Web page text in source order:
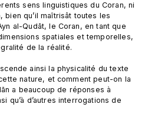
sens linguistiques du Coran, ni
bien qu’il maîtrisât toutes les
al-Qudāt, le Coran, en tant que
spatiales et temporelles,
de la réalité.
ainsi la physicalité du texte
nature, et comment peut-on la
a beaucoup de réponses à
qu’à d’autres interrogations de